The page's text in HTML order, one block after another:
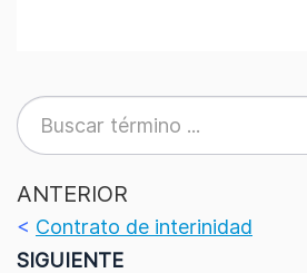
ANTERIOR
< Contrato de interinidad
SIGUIENTE